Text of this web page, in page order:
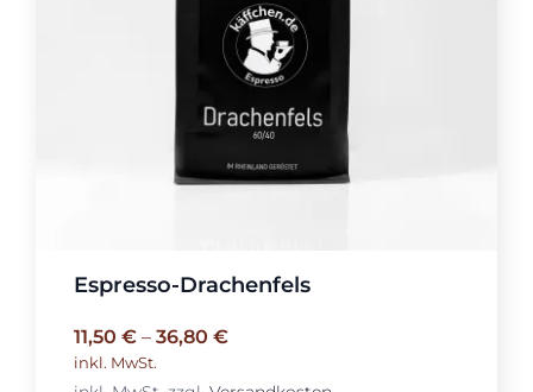
Espresso-Drachenfels
11,50 €– 36,80 €
inkl. MwSt.